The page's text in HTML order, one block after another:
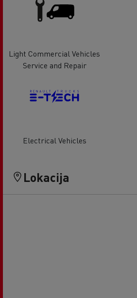
Light Commercial Vehicles
Service and Repair
Electrical Vehicles
Lokacija